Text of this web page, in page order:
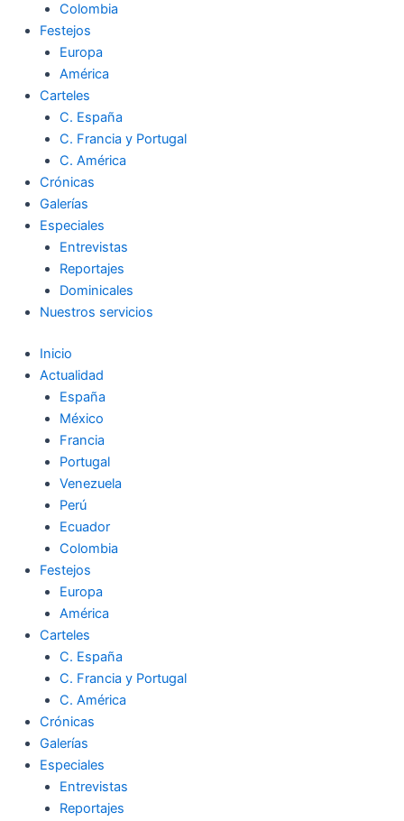
Colombia
Festejos
Europa
América
Carteles
C. España
C. Francia y Portugal
C. América
Crónicas
Galerías
Especiales
Entrevistas
Reportajes
Dominicales
Nuestros servicios
Inicio
Actualidad
España
México
Francia
Portugal
Venezuela
Perú
Ecuador
Colombia
Festejos
Europa
América
Carteles
C. España
C. Francia y Portugal
C. América
Crónicas
Galerías
Especiales
Entrevistas
Reportajes